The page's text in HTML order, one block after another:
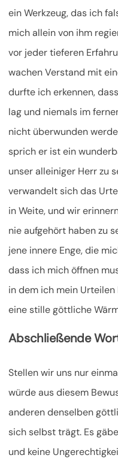
ein Werkzeug, das ich
mich allein von ihm
vor jeder tieferen
wachen Verstand mit
durfte ich erkennen,
lag und niemals im
nicht überwunden
sprich er ist ein
unser alleiniger Herr zu
verwandelt sich das
in Weite, und wir
nie aufgehört haben zu
jene innere Enge, die
dass ich mich öffnen
in dem ich mein
eine stille göttliche
Abschließende
Stellen wir uns nur
würde aus diesem
anderen denselben
sich selbst trägt. Es
und keine